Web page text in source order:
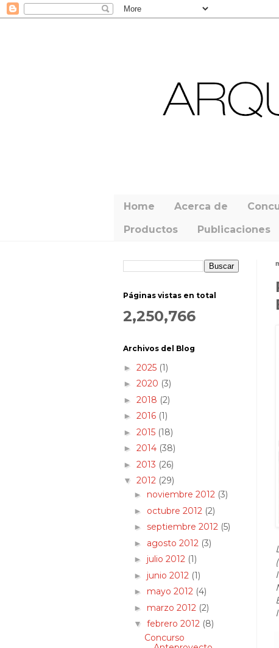
Home Acerca de
Productos Publicaciones
Páginas vistas en total
2,250,766
Archivos del Blog
► 2025 (1)
► 2020 (3)
► 2018 (2)
► 2016 (1)
► 2015 (18)
► 2014 (38)
► 2013 (26)
▼ 2012 (29)
► noviembre 2012 (3)
► octubre 2012 (2)
► septiembre 2012 (5)
► agosto 2012 (3)
► julio 2012 (1)
► junio 2012 (1)
► mayo 2012 (4)
► marzo 2012 (2)
▼ febrero 2012 (8)
Concurso